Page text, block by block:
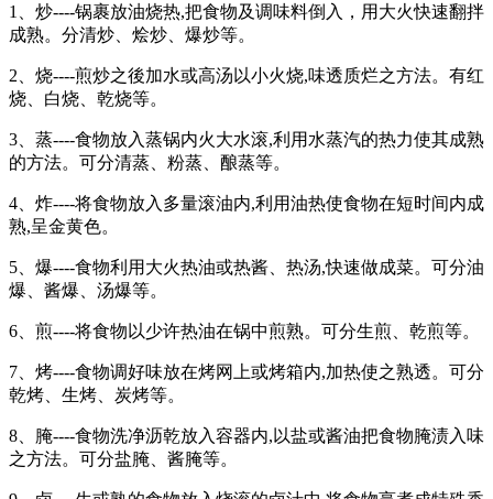
1、炒----锅裹放油烧热,把食物及调味料倒入，用大火快速翻拌
成熟。分清炒、烩炒、爆炒等。
2、烧----煎炒之後加水或高汤以小火烧,味透质烂之方法。有红
烧、白烧、乾烧等。
3、蒸----食物放入蒸锅内火大水滚,利用水蒸汽的热力使其成熟
的方法。可分清蒸、粉蒸、酿蒸等。
4、炸----将食物放入多量滚油内,利用油热使食物在短时间内成
熟,呈金黄色。
5、爆----食物利用大火热油或热酱、热汤,快速做成菜。可分油
爆、酱爆、汤爆等。
6、煎----将食物以少许热油在锅中煎熟。可分生煎、乾煎等。
7、烤----食物调好味放在烤网上或烤箱内,加热使之熟透。可分
乾烤、生烤、炭烤等。
8、腌----食物洗净沥乾放入容器内,以盐或酱油把食物腌渍入味
之方法。可分盐腌、酱腌等。